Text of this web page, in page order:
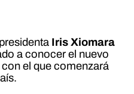
Iris Xiomara
a conocer el nuevo
el que comenzará